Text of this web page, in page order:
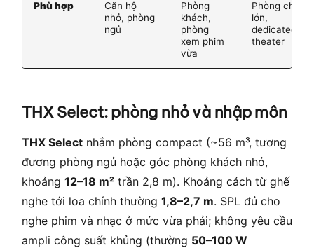
Phù hợp
Căn hộ
nhỏ, phòng
ngủ
Phòng
khách,
phòng
xem phim
vừa
Phòng chiếu
lớn,
dedicated
theater
THX Select: phòng nhỏ và nhập môn
THX Select nhắm phòng compact (~56 m³, tương
đương phòng ngủ hoặc góc phòng khách nhỏ,
khoảng 12–18 m² trần 2,8 m). Khoảng cách từ ghế
nghe tới loa chính thường 1,8–2,7 m. SPL đủ cho
nghe phim và nhạc ở mức vừa phải; không yêu cầu
ampli công suất khủng (thường 50–100 W